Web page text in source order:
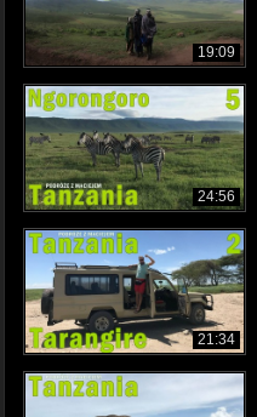
19:09
24:56
21:34